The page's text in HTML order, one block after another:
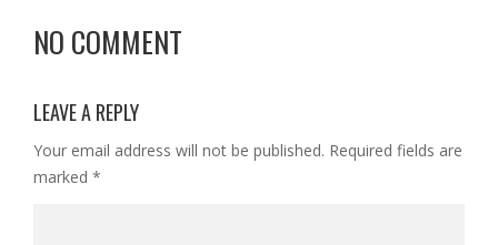
NO COMMENT
LEAVE A REPLY
Your email address will not be published. Required fields are
marked *